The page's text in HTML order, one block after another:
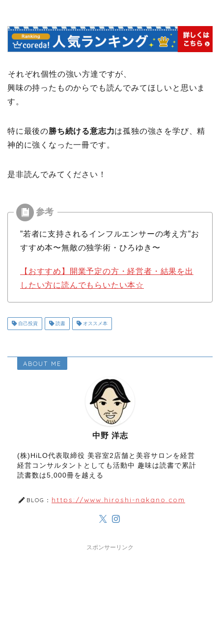
それぞれ個性の強い方達ですが、
興味の持ったものからでも読んでみてほしいと思いま
す。
特に最後の勝ち続ける意志力は孤独の強さを学び、精
神的に強くなった一冊です。
是非読んでみてください！
”若者に支持されるインフルエンサーの考え方”お
すすめ本〜無敵の独学術・ひろゆき〜
【おすすめ】開業予定の方・経営者・結果を出
したい方に読んでもらいたい本☆
自己投資 読書 オススメ本
ABOUT ME
中野 洋志
(株)HiLO代表取締役 美容室2店舗と美容サロンを経営
経営コンサルタントとしても活動中 趣味は読書で累計
読書数は5,000冊を越える
BLOG： https://www.hiroshi-nakano.com
スポンサーリンク